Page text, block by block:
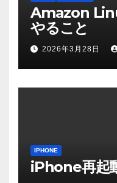
Amazon
やること
2026年3月28日
IPHONE
iPhone再起